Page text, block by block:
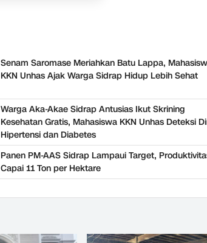
Senam Saromase Meriahkan Batu Lappa,
KKN Unhas Ajak Warga Sidrap Hidup Lebih Sehat
Warga Aka-Akae Sidrap Antusias Ikut Skrining
Kesehatan Gratis, Mahasiswa KKN Unhas Deteksi
Hipertensi dan Diabetes
Panen PM-AAS Sidrap Lampaui Target,
Capai 11 Ton per Hektare